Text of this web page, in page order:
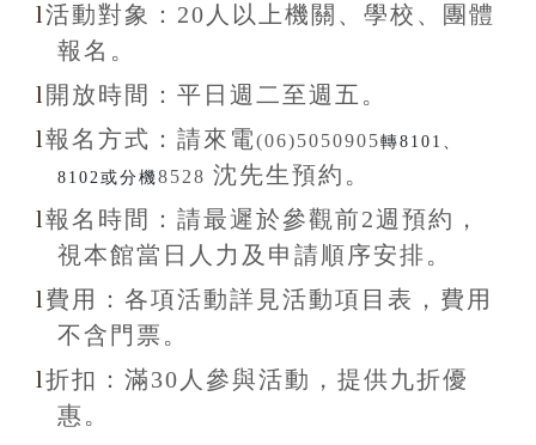
l活動對象：20 人以上機關、學校、團體
報名。
l 開放時間： 平日週二至週五。
l報名方式： 請來電(06)5050905轉8101、
8102或分機8528 沈先生預約。
l報名 時間： 請最遲於參觀前2週預約，
視本館當日人力及申請順序安排。
l 費用：各項活動詳見活動項目表，費用
不含 門票。
l折扣 ：滿30 人參與活動，提供九折優
惠 。